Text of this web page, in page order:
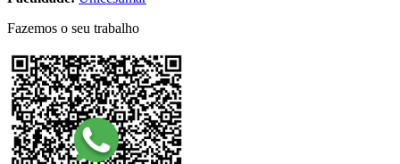
Fazemos o seu trabalho